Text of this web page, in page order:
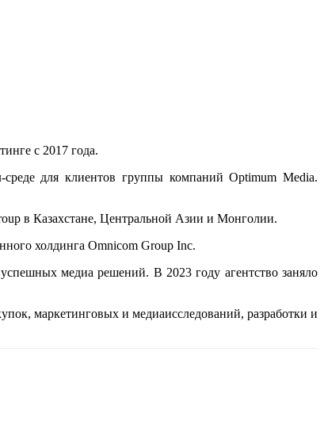
с 2017 года.
для клиентов группы компаний Optimum Media.
в Казахстане, Центральной Азии и Монголии.
холдинга Omnicom Group Inc.
медиа решений. В 2023 году агентство заняло
маркетинговых и медиаисследований, разработки и